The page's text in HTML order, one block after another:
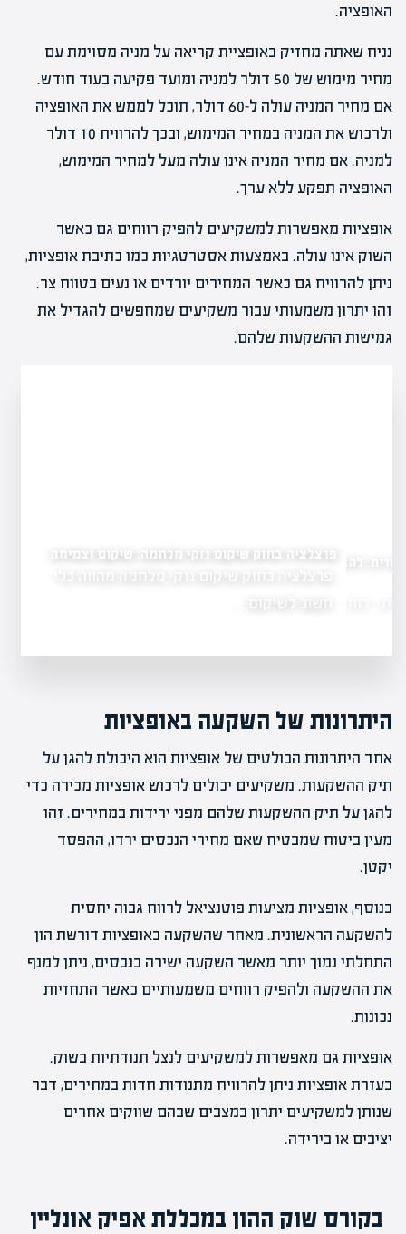
האופציה.
נניח שאתה מחזיק באופציית קריאה על מניה מסוימת עם
מחיר מימוש של 50 דולר למניה ומועד פקיעה בעוד חודש.
אם מחיר המניה עולה ל-60 דולר, תוכל לממש את האופציה
ולרכוש את המניה במחיר המימוש, ובכך להרוויח 10 דולר
למניה. אם מחיר המניה אינו עולה מעל למחיר המימוש,
האופציה תפקע ללא ערך.
אופציות מאפשרות למשקיעים להפיק רווחים גם כאשר
השוק אינו עולה. באמצעות אסטרטגיות כמו כתיבת אופציות,
ניתן להרוויח גם כאשר המחירים יורדים או נעים בטווח צר.
זהו יתרון משמעותי עבור משקיעים שמחפשים להגדיל את
גמישות ההשקעות שלהם.
להבין את הנתונים
פרצלציה בחוק שיקום נזקי מלחמה: שיקום וצמיחה
פרצלציה בחוק שיקום נזקי מלחמה מהווה כלי
חשוב לשיקום…
היתרונות של השקעה באופציות
אחד היתרונות הבולטים של אופציות הוא היכולת להגן על
תיק ההשקעות. משקיעים יכולים לרכוש אופציות מכירה כדי
להגן על תיק ההשקעות שלהם מפני ירידות במחירים. זהו
מעין ביטוח שמבטיח שאם מחירי הנכסים ירדו, ההפסד
יקטן.
בנוסף, אופציות מציעות פוטנציאל לרווח גבוה יחסית
להשקעה הראשונית. מאחר שהשקעה באופציות דורשת הון
התחלתי נמוך יותר מאשר השקעה ישירה בנכסים, ניתן למנף
את ההשקעה ולהפיק רווחים משמעותיים כאשר התחזיות
נכונות.
אופציות גם מאפשרות למשקיעים לנצל תנודתיות בשוק.
בעזרת אופציות ניתן להרוויח מתנודות חדות במחירים, דבר
שנותן למשקיעים יתרון במצבים שבהם שווקים אחרים
יציבים או בירידה.
בקורס שוק ההון במכללת אפיק אונליין